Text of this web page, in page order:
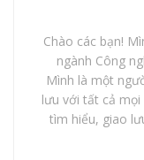
Chào các bạn!
ngành Công
Mình là một
lưu với tất cả mọi
tìm hiểu, giao